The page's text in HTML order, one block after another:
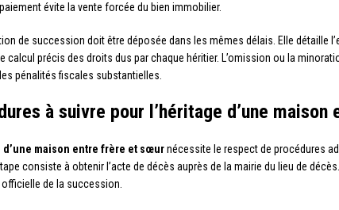
évite la vente forcée du bien immobilier.
de succession doit être déposée dans les mêmes délais. Elle détaille
calcul précis des droits dus par chaque héritier. L’omission ou la
pénalités fiscales substantielles.
à suivre pour l’héritage d’une
d’une maison entre frère et sœurnécessite le respect de procédures
consiste à obtenir l’acte de décès auprès de la mairie du lieu de
officielle de la succession.